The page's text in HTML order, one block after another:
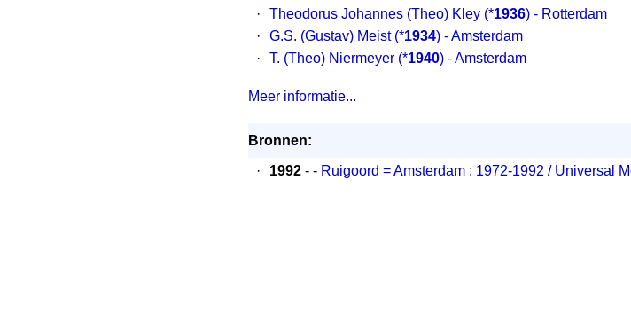
·
Theodorus Johannes (Theo) Kley (*1936) - Rotterdam
·
G.S. (Gustav) Meist (*1934) - Amsterdam
·
T. (Theo) Niermeyer (*1940) - Amsterdam
Meer informatie...
Bronnen:
·
1992- - Ruigoord = Amsterdam : 1972-1992 / Universal